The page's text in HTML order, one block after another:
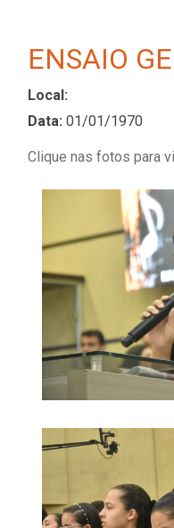
ENSAIO
Local:
Data: 01/01/1970
Clique nas fotos para